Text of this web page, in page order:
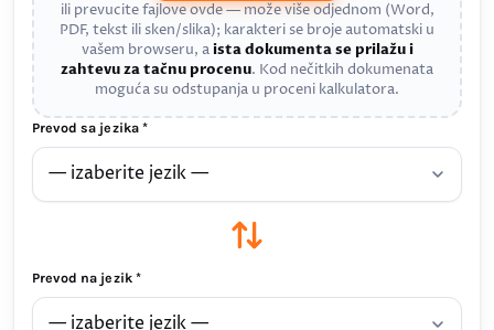
ili prevucite fajlove ovde — može više odjednom (Word,
PDF, tekst ili sken/slika); karakteri se broje automatski u
vašem browseru, aista dokumenta se prilažu i
zahtevu za tačnu procenu. Kod nečitkih dokumenata
moguća su odstupanja u proceni kalkulatora.
Prevod sa jezika *
Prevod na jezik *